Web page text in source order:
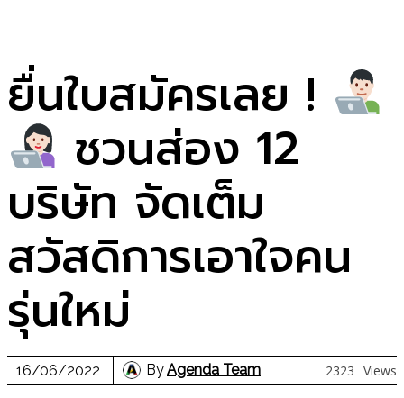
ยื่นใบสมัครเลย !
ชวนส่อง 12
บริษัท จัดเต็ม
สวัสดิการเอาใจคน
รุ่นใหม่
16/06/2022 ByAgenda Team 2323 Views